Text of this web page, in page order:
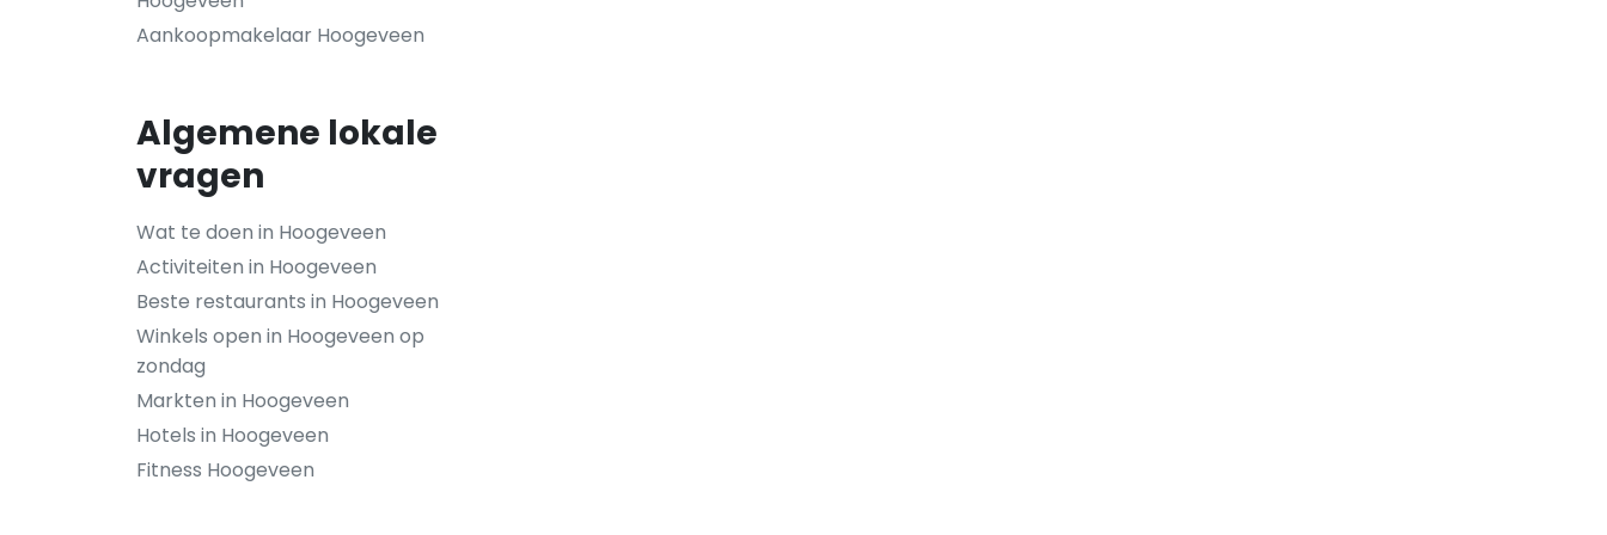
Aankoopmakelaar Hoogeveen
Algemene lokale
vragen
Wat te doen in Hoogeveen
Activiteiten in Hoogeveen
Beste restaurants in Hoogeveen
Winkels open in Hoogeveen op
zondag
Markten in Hoogeveen
Hotels in Hoogeveen
Fitness Hoogeveen